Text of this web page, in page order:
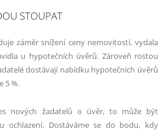
STOUPAT
záměr snížení ceny nemovitostí, vydala
u hypotečních úvěrů. Zároveň rostou
dostávají nabídku hypotečních úvěrů
5 %.
nových žadatelů o úvěr, to může být
ochlazení. Dostáváme se do bodu, kdy